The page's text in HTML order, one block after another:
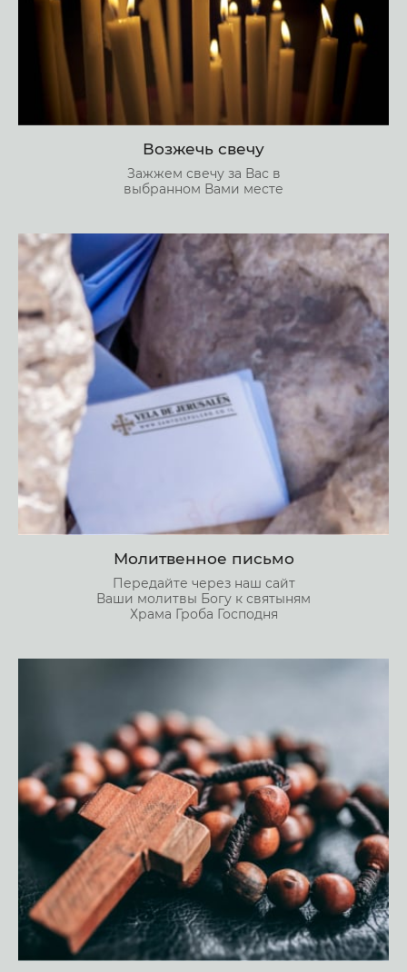
Возжечь свечу
Зажжем свечу за Вас в
выбранном Вами месте
Молитвенное письмо
Передайте через наш сайт
Ваши молитвы Богу к святыням
Храма Гроба Господня